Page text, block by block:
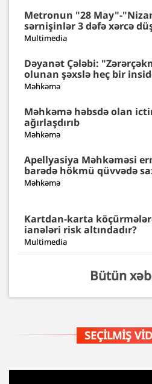
Metronun "28 May"-
sərnişinlər 3 dəfə xərcə
Multimedia
Dəyanət Çələbi:
olunan şəxslə heç bir
Məhkəmə
Məhkəmə həbsdə olan
ağırlaşdırıb
Məhkəmə
Apellyasiya Məhkəməsi
barədə hökmü qüvvədə
Məhkəmə
Kartdan-karta
ianələri risk altındadır?
Multimedia
Bütün
SEÇILMIŞ